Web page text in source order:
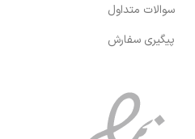
سوالات متداول
پیگیری سفارش